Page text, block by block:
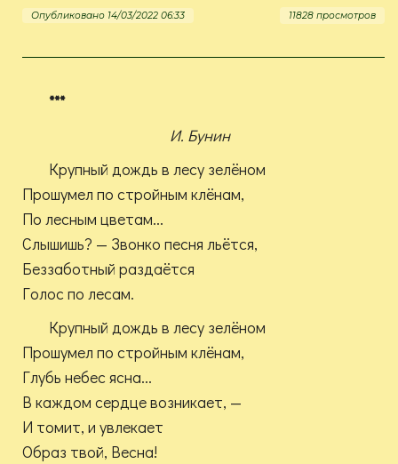
Опубликовано 14/03/2022 06:33 11828 просмотров
***
И. Бунин
Крупный дождь в лесу зелёном
Прошумел по стройным клёнам,
По лесным цветам...
Слышишь? — Звонко песня льётся,
Беззаботный раздаётся
Голос по лесам.
Крупный дождь в лесу зелёном
Прошумел по стройным клёнам,
Глубь небес ясна...
В каждом сердце возникает, —
И томит, и увлекает
Образ твой, Весна!